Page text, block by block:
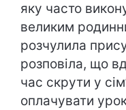
яку часто
великим
розчулила
розповіла, що
час скрути у
оплачувати